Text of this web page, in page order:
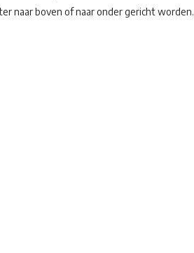
naar boven of naar onder gericht worden.